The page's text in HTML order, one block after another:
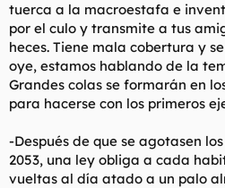
tuerca a la macroestafa e
por el culo y transmite a tus
heces. Tiene mala cobertura y
oye, estamos hablando de la
Grandes colas se formarán en
para hacerse con los primeros
-Después de que se agotasen
2053, una ley obliga a cada
vueltas al día atado a un palo